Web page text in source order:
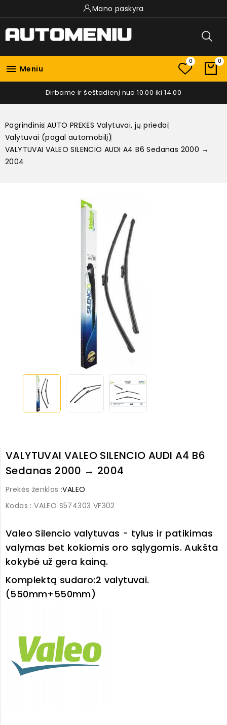
Mano paskyra
 Meniu
0 0
Dirbame ir šeštadienį nuo 10.00 iki 14.00
Pagrindinis AUTO PREKĖS Valytuvai, jų priedai
Valytuvai (pagal automobilį)
VALYTUVAI VALEO SILENCIO AUDI A4 B6 Sedanas 2000 →
2004
VALYTUVAI VALEO SILENCIO AUDI A4 B6
Sedanas 2000 → 2004
Prekės ženklas :VALEO
Kodas : VALEO S574303 VF302
Valeo Silencio valytuvas - tylus ir patikimas
valymas bet kokiomis oro sąlygomis. Aukšta
kokybė už gera kainą.
Komplektą sudaro:2 valytuvai.
(550mm+550mm)